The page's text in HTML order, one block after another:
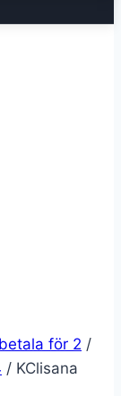
för 2 /
/ KClisana